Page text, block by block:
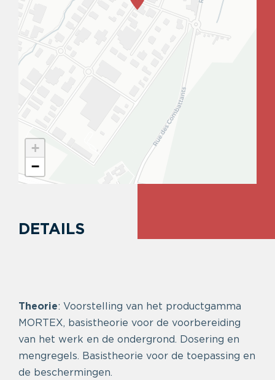
+
−
DETAILS
Theorie: Voorstelling van het productgamma
MORTEX, basistheorie voor de voorbereiding
van het werk en de ondergrond. Dosering en
mengregels. Basistheorie voor de toepassing en
de beschermingen.